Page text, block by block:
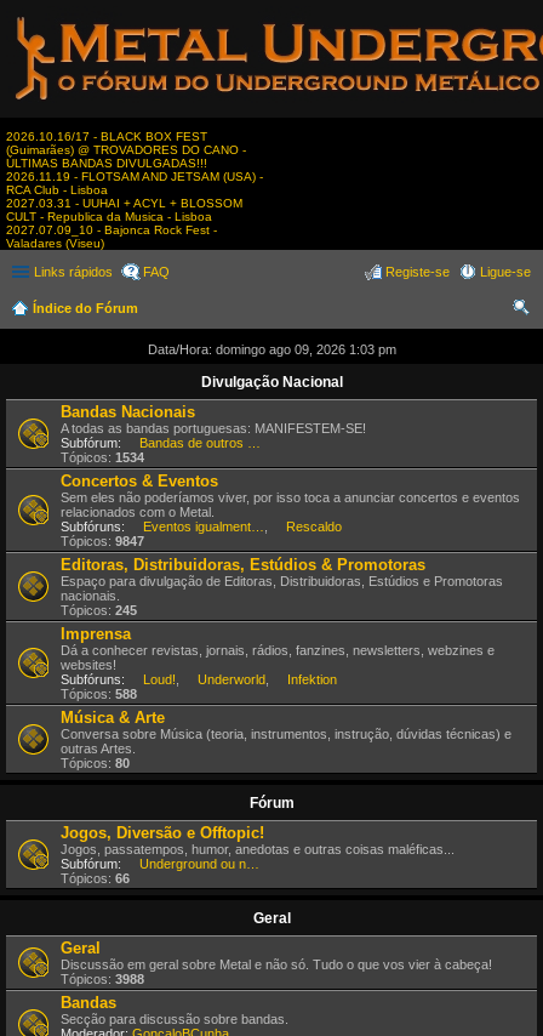
2026.10.16/17 - BLACK BOX FEST
(Guimarães) @ TROVADORES DO CANO -
ÚLTIMAS BANDAS DIVULGADAS!!!
2026.11.19 - FLOTSAM AND JETSAM (USA) -
RCA Club - Lisboa
2027.03.31 - UUHAI + ACYL + BLOSSOM
CULT - Republica da Musica - Lisboa
2027.07.09_10 - Bajonca Rock Fest -
Valadares (Viseu)
Links rápidos FAQ Ligue-se
Registe-se
Índice do Fórum
Data/Hora: domingo ago 09, 2026 1:03 pm
Divulgação Nacional
Bandas Nacionais
A todas as bandas portuguesas: MANIFESTEM-SE!
Subfórum:
Tópicos: 1534
Concertos & Eventos
Sem eles não poderíamos viver, por isso toca a anunciar concertos e eventos
relacionados com o Metal.
Subfóruns:
Rescaldo
Tópicos: 9847
Editoras, Distribuidoras, Estúdios & Promotoras
Espaço para divulgação de Editoras, Distribuidoras, Estúdios e Promotoras
nacionais.
Tópicos: 245
Imprensa
Dá a conhecer revistas, jornais, rádios, fanzines, newsletters, webzines e
websites!
Subfóruns:
Loud! Underworld
Infektion
Tópicos: 588
Música & Arte
Conversa sobre Música (teoria, instrumentos, instrução, dúvidas técnicas) e
outras Artes.
Tópicos: 80
Fórum
Jogos, Diversão e Offtopic!
Jogos, passatempos, humor, anedotas e outras coisas maléficas...
Subfórum:
Tópicos: 66
Geral
Geral
Discussão em geral sobre Metal e não só. Tudo o que vos vier à cabeça!
Tópicos: 3988
Bandas
Secção para discussão sobre bandas.